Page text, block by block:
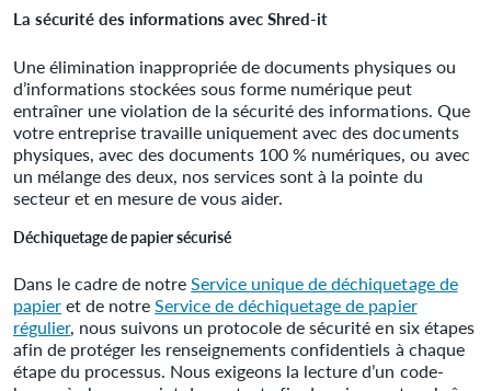
La sécurité des informations avec Shred-it
Une élimination inappropriée de documents physiques ou
d’informations stockées sous forme numérique peut
entraîner une violation de la sécurité des informations. Que
votre entreprise travaille uniquement avec des documents
physiques, avec des documents 100 % numériques, ou avec
un mélange des deux, nos services sont à la pointe du
secteur et en mesure de vous aider.
Déchiquetage de papier sécurisé
Dans le cadre de notreService unique de déchiquetage de
papieret de notreService de déchiquetage de papier
régulier, nous suivons un protocole de sécurité en six étapes
afin de protéger les renseignements confidentiels à chaque
étape du processus. Nous exigeons la lecture d’un code-